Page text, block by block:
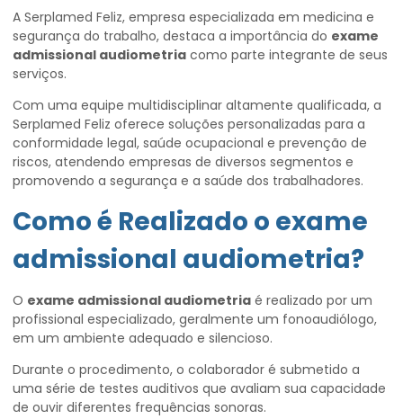
A Serplamed Feliz, empresa especializada em medicina e
segurança do trabalho, destaca a importância do exame
admissional audiometria como parte integrante de seus
serviços.
Com uma equipe multidisciplinar altamente qualificada, a
Serplamed Feliz oferece soluções personalizadas para a
conformidade legal, saúde ocupacional e prevenção de
riscos, atendendo empresas de diversos segmentos e
promovendo a segurança e a saúde dos trabalhadores.
Como é Realizado o exame
admissional audiometria?
O exame admissional audiometria é realizado por um
profissional especializado, geralmente um fonoaudiólogo,
em um ambiente adequado e silencioso.
Durante o procedimento, o colaborador é submetido a
uma série de testes auditivos que avaliam sua capacidade
de ouvir diferentes frequências sonoras.